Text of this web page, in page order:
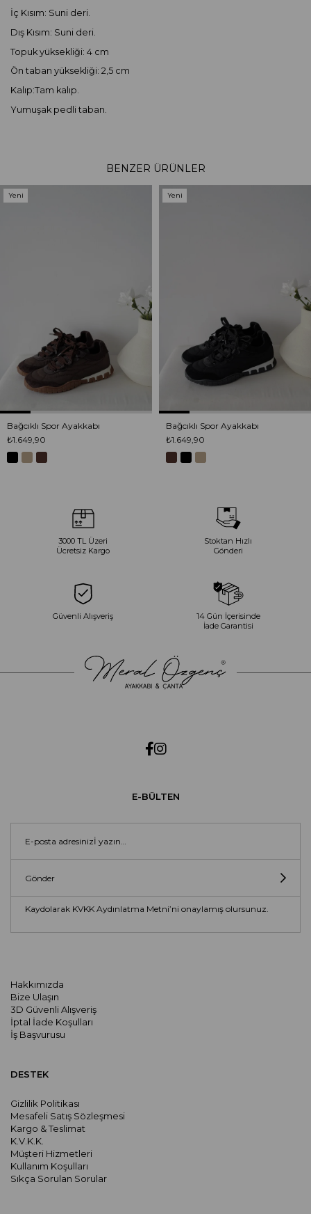
İç Kısım: Suni deri.
Dış Kısım: Suni deri.
Topuk yüksekliği: 4 cm
Ön taban yüksekliği: 2,5 cm
Kalıp:Tam kalıp.
Yumuşak pedli taban.
BENZER ÜRÜNLER
Bağcıklı Spor Ayakkabı
₺1.649,90
Yeni
Bağcıklı Spor Ayakkabı
₺1.649,90
Yeni
3000 TL Üzeri
Ücretsiz Kargo
Stoktan Hızlı
Gönderi
Güvenli Alışveriş
14 Gün İçerisinde
İade Garantisi
Hakkımızda
Bize Ulaşın
3D Güvenli Alışveriş
İptal İade Koşulları
İş Başvurusu
E-BÜLTEN
Gönder
Kaydolarak KVKK Aydınlatma Metni’ni onaylamış olursunuz.
DESTEK
Gizlilik Politikası
Mesafeli Satış Sözleşmesi
Kargo & Teslimat
K.V.K.K.
Müşteri Hizmetleri
Kullanım Koşulları
Sıkça Sorulan Sorular